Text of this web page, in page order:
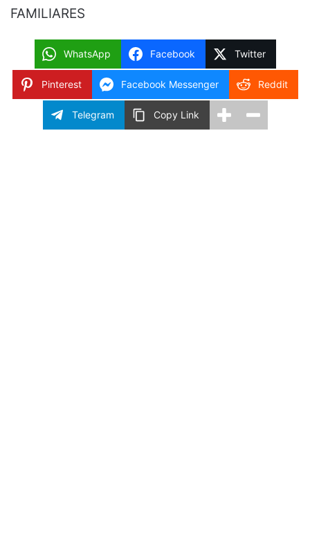
FAMILIARES
WhatsApp Facebook Twitter
Pinterest Facebook Messenger Reddit
Telegram Copy Link